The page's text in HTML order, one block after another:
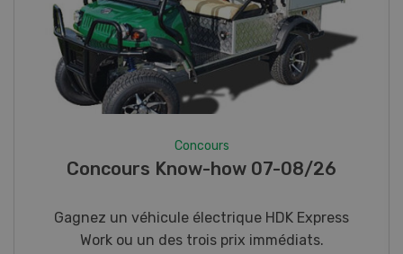
Concours
Concours Know-how 07-08/26
Gagnez un véhicule électrique HDK Express
Work ou un des trois prix immédiats.